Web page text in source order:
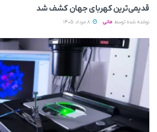
قدیمی‌ترین کهربای جهان کشف شد
نوشته شده توسط مانی